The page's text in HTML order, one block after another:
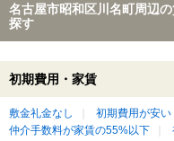
名古屋市昭和区川名町周辺
探す
初期費用・家賃
敷金礼金なし 初期費用が安い
仲介手数料が家賃の55%以下